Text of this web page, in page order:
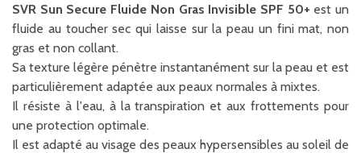
SVR Sun Secure Fluide Non Gras Invisible SPF 50+ est un
fluide au toucher sec qui laisse sur la peau un fini mat, non
gras et non collant.
Sa texture légère pénètre instantanément sur la peau et est
particulièrement adaptée aux peaux normales à mixtes.
Il résiste à l'eau, à la transpiration et aux frottements pour
une protection optimale.
Il est adapté au visage des peaux hypersensibles au soleil de